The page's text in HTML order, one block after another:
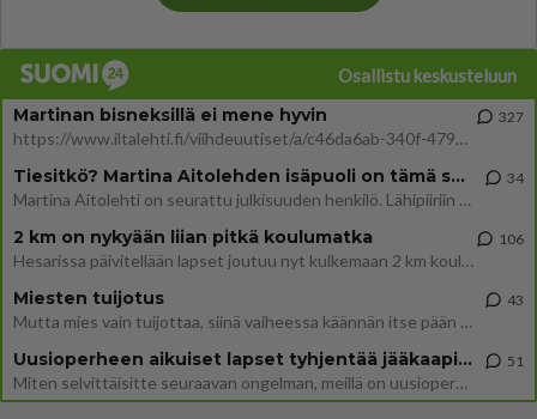
Osallistu keskusteluun
Martinan bisneksillä ei mene hyvin
https://www.iltalehti.fi/viihdeuutiset/a/c46da6ab-340f-4790-aaa7-0865eed2336 Yrityksen konkurssihakemus on tullut kärä
327
Tiesitkö? Martina Aitolehden isäpuoli on tämä suosittu laulaja
Martina Aitolehti on seurattu julkisuuden henkilö. Lähipiiriin mahtuu muitakin tunnettuja henkilöitä. Tiesitkö, että Ma
34
2 km on nykyään liian pitkä koulumatka
Hesarissa päivitellään lapset joutuu nyt kulkemaan 2 km kouluun jösses. Ruostefillarilla tuo matka menee vaikka miten äk
106
Miesten tuijotus
Mutta mies vain tuijottaa, siinä vaiheessa käännän itse pään pois. Mikä juttu? Yleensä jos joku tuijottaa tai katsoo, hä
43
Uusioperheen aikuiset lapset tyhjentää jääkaapin käydessään
Miten selvittäisitte seuraavan ongelman, meillä on uusioperhe, minulla teini-ikäiset lapset ja puolisolla aikuiset, jotk
51